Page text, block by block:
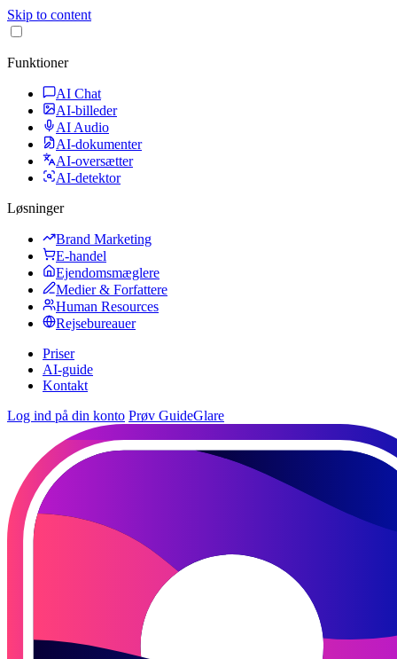
Skip to content
Funktioner
AI Chat
AI-billeder
AI Audio
AI-dokumenter
AI-oversætter
AI-detektor
Løsninger
Brand Marketing
E-handel
Ejendomsmæglere
Medier & Forfattere
Human Resources
Rejsebureauer
Priser
AI-guide
Kontakt
Log ind på din konto Prøv GuideGlare